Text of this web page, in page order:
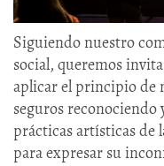
Siguiendo nuestro
social, queremos
aplicar el principio de
seguros reconociendo
prácticas artísticas de
para expresar su